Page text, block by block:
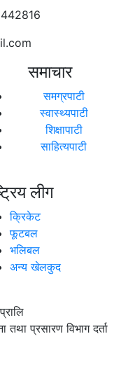
समाचार
समग्रपाटी
स्वास्थ्यपाटी
शिक्षापाटी
साहित्यपाटी
लीग
क्रिकेट
फूटबल
भलिबल
अन्य खेलकुद
प्रसारण विभाग दर्ता